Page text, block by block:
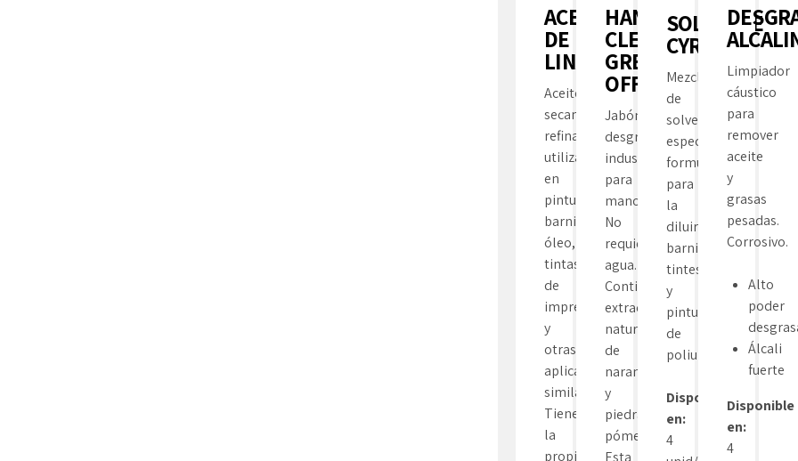
ACEITE
DE
LINAZA
Aceite
secante
refinado
utilizado
en
pinturas,
barnices,
óleo,
tintas
de
imprentas
y
otras
aplicaciones
similares.
Tiene
la
propiedad
HAND
CLEANER
GREASE-
OFF®
Jabón
desgrasante
industrial
para
manos.
No
requiere
agua.
Contiene
extractos
naturales
de
naranja
y
piedra
pómez.
Esta
SOLVENTE
CYREL
Mezcla
de
solventes
especialmente
formulada
para
la
diluir
barnices,
tintes
y
pinturas
de
poliuretano.
Disponible
en:
4
Limpiador
cáustico
para
remover
aceite
y
grasas
pesadas.
Corrosivo.
Alto
poder
Álcali
fuerte
Disponible
en:
4